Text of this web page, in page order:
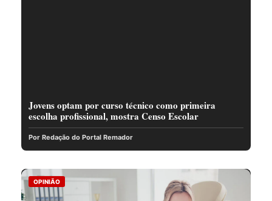
Jovens optam por curso técnico como primeira
escolha profissional, mostra Censo Escolar
Por Redação do Portal Remador
OPINIÃO